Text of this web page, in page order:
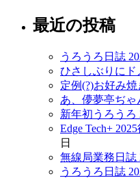
最近の投稿
うろうろ日誌
ひさしぶりにド
定例(?)お好み焼
あ、儚夢亭ぢゃ
新年初うろうろ
Edge Tech+
日
無線局業務日誌
うろうろ日誌